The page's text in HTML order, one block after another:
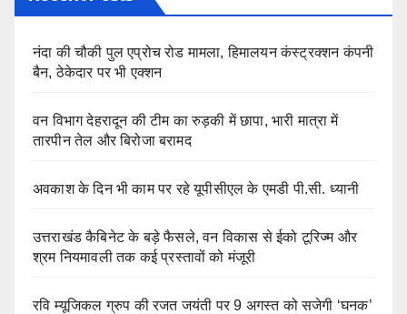
नंदा की चौकी पुल एप्रोच रोड मामला, हिमालयन कंस्ट्रक्शन कंपनी
बैन, ठेकेदार पर भी एक्शन
वन विभाग देहरादून की टीम का रुड़की में छापा, भारी मात्रा में
तारपीन तेल और बिरोजा बरामद
अवकाश के दिन भी काम पर रहे यूपीसीएल के एमडी पी.सी. ध्यानी
उत्तराखंड कैबिनेट के बड़े फैसले, वन विकास से ईको टूरिज्म और
श्रम नियमावली तक कई प्रस्तावों को मंजूरी
रवि म्यूजिकल ग्रुप की रजत जयंती पर 9 अगस्त को सजेगी ‘घनक’